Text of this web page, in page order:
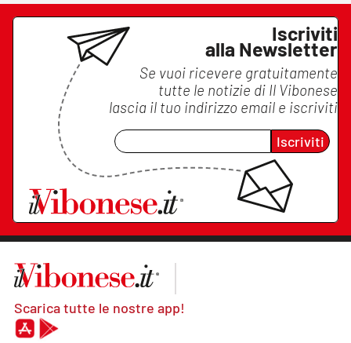
Iscriviti
alla Newsletter
Se vuoi ricevere gratuitamente
tutte le notizie di Il Vibonese
lascia il tuo indirizzo email e iscriviti
Iscriviti
Scarica tutte le nostre app!